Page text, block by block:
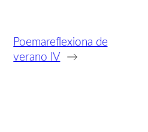
Poemareflexiona de
verano IV
→